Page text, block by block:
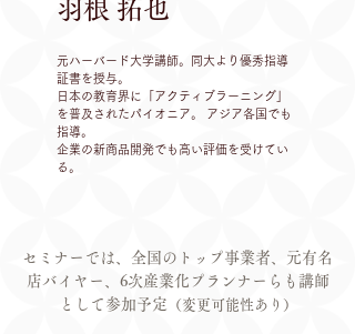
羽根 拓也
元ハーバード大学講師。同大より優秀指導
証書を授与。
日本の教育界に「アクティブラーニング」
を普及されたパイオニア。 アジア各国でも
指導。
企業の新商品開発でも高い評価を受けてい
る。
セミナーでは、全国のトップ事業者、元有名
店バイヤー、6次産業化プランナーらも講師
として参加予定 （変更可能性あり）